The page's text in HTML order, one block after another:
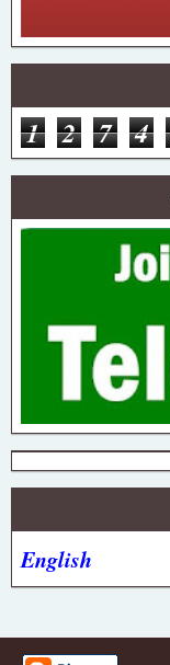
1 2 7 4
English